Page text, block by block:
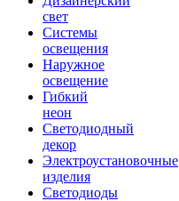
свет
Системы
освещения
Наружное
освещение
Гибкий
неон
Светодиодный
декор
Электроустановочные
изделия
Светодиоды